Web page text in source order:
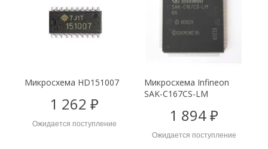
Микросхема HD151007
1 262 ₽
Ожидается поступление
Микросхема Infineon
SAK-C167CS-LM
1 894 ₽
Ожидается поступление